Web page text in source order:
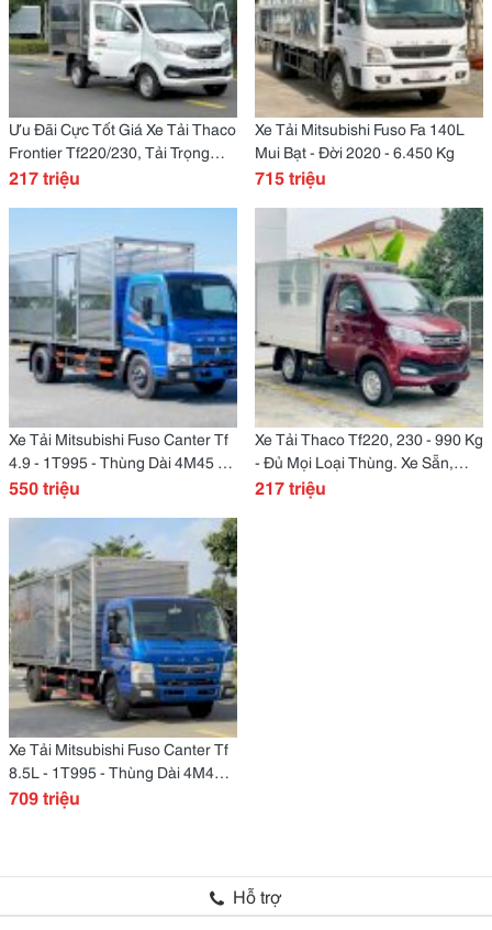
Ưu Đãi Cực Tốt Giá Xe Tải Thaco
Frontier Tf220/230, Tải Trọng
990 Kg.
217 triệu
Xe Tải Mitsubishi Fuso Fa 140L
Mui Bạt - Đời 2020 - 6.450 Kg
715 triệu
Xe Tải Mitsubishi Fuso Canter Tf
4.9 - 1T995 - Thùng Dài 4M45 -
Xe Sẵn Giao Nhanh
550 triệu
Xe Tải Thaco Tf220, 230 - 990 Kg
- Đủ Mọi Loại Thùng. Xe Sẵn,
Giao Nhanh.
217 triệu
Xe Tải Mitsubishi Fuso Canter Tf
8.5L - 1T995 - Thùng Dài 4M45 -
Chất Lượng Nhật Bản
709 triệu
Hỗ trợ